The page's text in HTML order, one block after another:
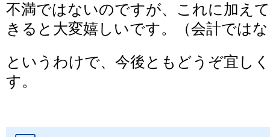
不満ではないのですが、これに加え
きると大変嬉しいです。（会計では
というわけで、今後ともどうぞ宜し
す。